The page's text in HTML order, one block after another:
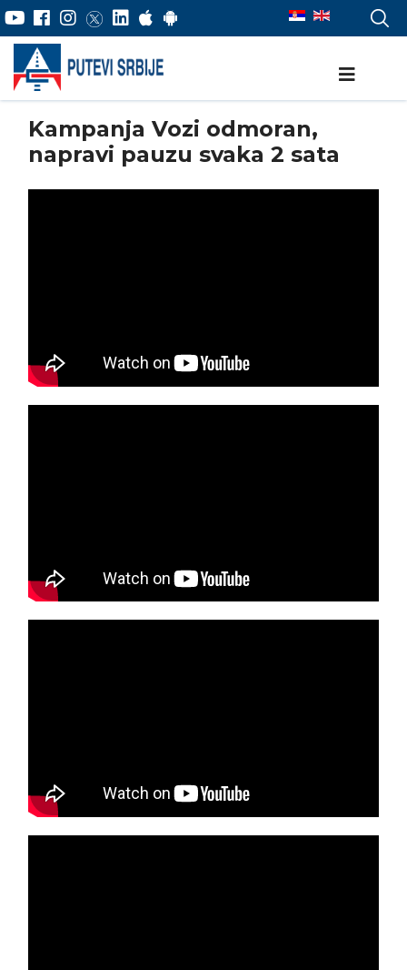
Kampanja Vozi odmoran,
napravi pauzu svaka 2 sata